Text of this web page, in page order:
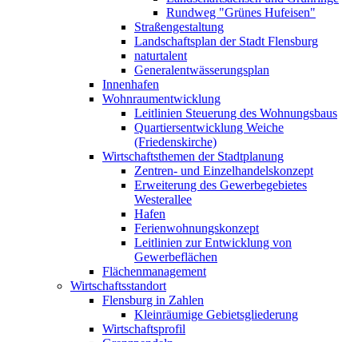
Rundweg "Grünes Hufeisen"
Straßengestaltung
Landschaftsplan der Stadt Flensburg
naturtalent
Generalentwässerungsplan
Innenhafen
Wohnraumentwicklung
Leitlinien Steuerung des Wohnungsbaus
Quartiersentwicklung Weiche
(Friedenskirche)
Wirtschaftsthemen der Stadtplanung
Zentren- und Einzelhandelskonzept
Erweiterung des Gewerbegebietes
Westerallee
Hafen
Ferienwohnungskonzept
Leitlinien zur Entwicklung von
Gewerbeflächen
Flächenmanagement
Wirtschaftsstandort
Flensburg in Zahlen
Kleinräumige Gebietsgliederung
Wirtschaftsprofil